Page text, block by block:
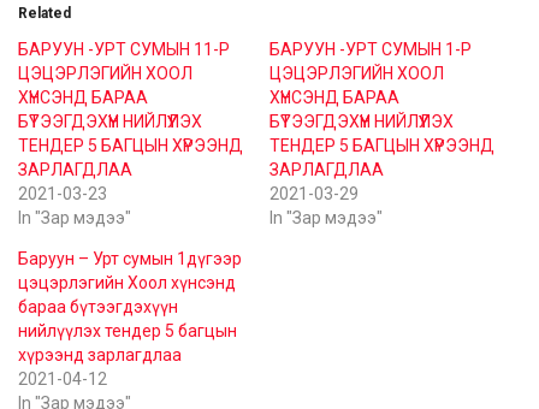
Related
БАРУУН -УРТ СУМЫН 11-Р
ЦЭЦЭРЛЭГИЙН ХООЛ
ХҮНСЭНД БАРАА
БҮТЭЭГДЭХҮҮН НИЙЛҮҮЛЭХ
ТЕНДЕР 5 БАГЦЫН ХҮРЭЭНД
ЗАРЛАГДЛАА
2021-03-23
In "Зар мэдээ"
БАРУУН -УРТ СУМЫН 1-Р
ЦЭЦЭРЛЭГИЙН ХООЛ
ХҮНСЭНД БАРАА
БҮТЭЭГДЭХҮҮН НИЙЛҮҮЛЭХ
ТЕНДЕР 5 БАГЦЫН ХҮРЭЭНД
ЗАРЛАГДЛАА
2021-03-29
In "Зар мэдээ"
Баруун – Урт сумын 1дүгээр
цэцэрлэгийн Хоол хүнсэнд
бараа бүтээгдэхүүн
нийлүүлэх тендер 5 багцын
хүрээнд зарлагдлаа
2021-04-12
In "Зар мэдээ"